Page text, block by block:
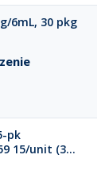
6mL, 30 pkg
15/unit (3